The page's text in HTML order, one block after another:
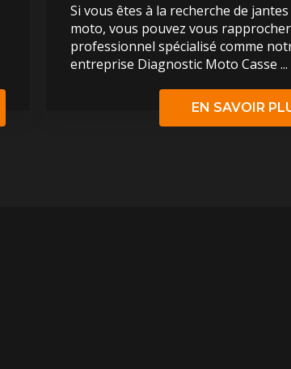
Si vous êtes à la recherche de jantes
moto, vous pouvez vous rapprocher
professionnel spécialisé comme
entreprise Diagnostic Moto Casse ...
EN SAVOIR